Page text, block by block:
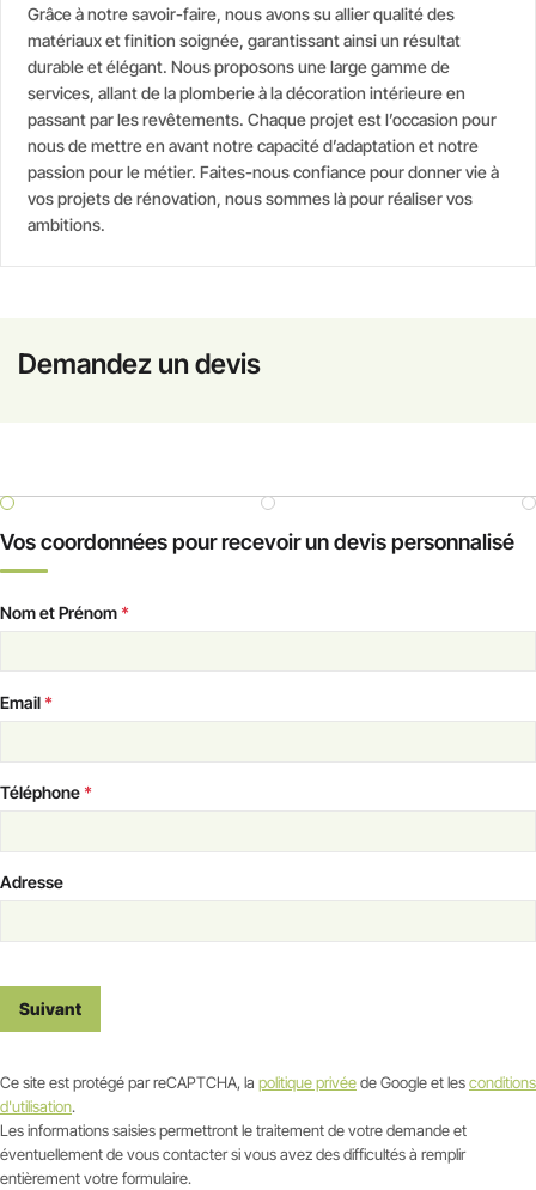
Grâce à notre savoir-faire, nous avons su allier qualité des
matériaux et finition soignée, garantissant ainsi un résultat
durable et élégant. Nous proposons une large gamme de
services, allant de la plomberie à la décoration intérieure en
passant par les revêtements. Chaque projet est l’occasion pour
nous de mettre en avant notre capacité d’adaptation et notre
passion pour le métier. Faites-nous confiance pour donner vie à
vos projets de rénovation, nous sommes là pour réaliser vos
ambitions.
Demandez un devis
Vos coordonnées pour recevoir un devis personnalisé
Nom et Prénom*
Email*
Téléphone*
Adresse
Suivant
Ce site est protégé par reCAPTCHA, la politique privéede Google et lesconditions
d'utilisation.
Les informations saisies permettront le traitement de votre demande et
éventuellement de vous contacter si vous avez des difficultés à remplir
entièrement votre formulaire.